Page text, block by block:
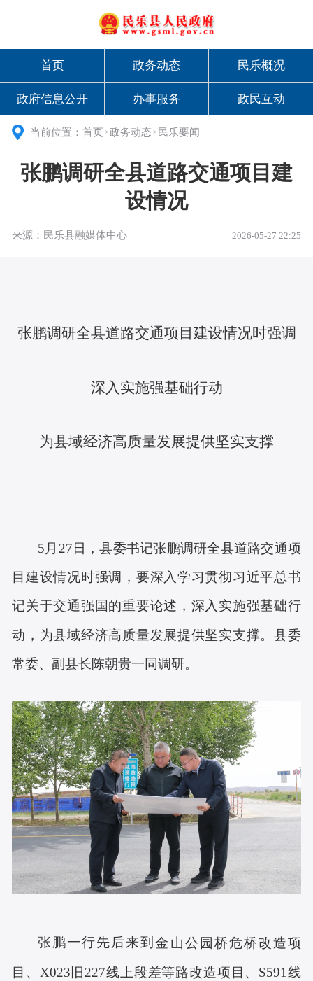
首页 政务动态 民乐概况
政府信息公开 办事服务 政民互动
当前位置：首页 > 政务动态 > 民乐要闻
张鹏调研全县道路交通项目建
设情况
来源：民乐县融媒体中心 2026-05-27 22:25
张鹏调研全县道路交通项目建设情况时强调
深入实施强基础行动
为县域经济高质量发展提供坚实支撑
5月27日，县委书记张鹏调研全县道路交通项
目建设情况时强调，要深入学习贯彻习近平总书
记关于交通强国的重要论述，深入实施强基础行
动，为县域经济高质量发展提供坚实支撑。县委
常委、副县长陈朝贵一同调研。
张鹏一行先后来到金山公园桥危桥改造项
目、 X023旧227线上段差等路改造项目、S591线